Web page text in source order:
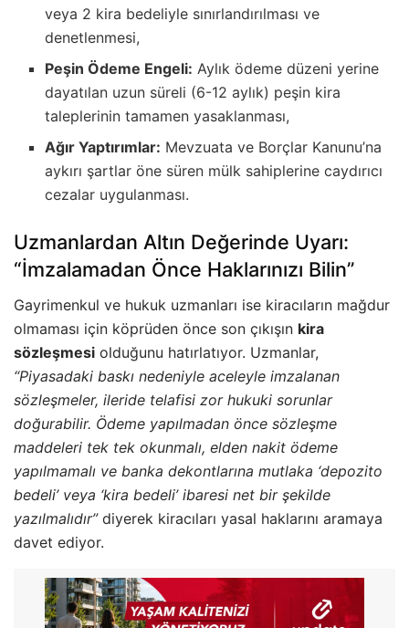
veya 2 kira bedeliyle sınırlandırılması ve
denetlenmesi,
Peşin Ödeme Engeli: Aylık ödeme düzeni yerine
dayatılan uzun süreli (6-12 aylık) peşin kira
taleplerinin tamamen yasaklanması,
Ağır Yaptırımlar: Mevzuata ve Borçlar Kanunu’na
aykırı şartlar öne süren mülk sahiplerine caydırıcı
cezalar uygulanması.
Uzmanlardan Altın Değerinde Uyarı:
“İmzalamadan Önce Haklarınızı Bilin”
Gayrimenkul ve hukuk uzmanları ise kiracıların mağdur
olmaması için köprüden önce son çıkışın kira
sözleşmesi olduğunu hatırlatıyor. Uzmanlar,
“Piyasadaki baskı nedeniyle aceleyle imzalanan
sözleşmeler, ileride telafisi zor hukuki sorunlar
doğurabilir. Ödeme yapılmadan önce sözleşme
maddeleri tek tek okunmalı, elden nakit ödeme
yapılmamalı ve banka dekontlarına mutlaka ‘depozito
bedeli’ veya ‘kira bedeli’ ibaresi net bir şekilde
yazılmalıdır”diyerek kiracıları yasal haklarını aramaya
davet ediyor.